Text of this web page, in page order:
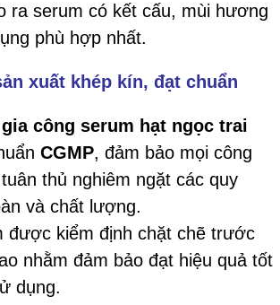
ra serum có kết cấu, mùi hương
phù hợp nhất.
xuất khép kín, đạt chuẩn
công serum hạt ngọc trai
CGMP, đảm bảo mọi công
thủ nghiêm ngặt các quy
và chất lượng.
được kiểm định chặt chẽ trước
nhằm đảm bảo đạt hiệu quả tốt
dụng.